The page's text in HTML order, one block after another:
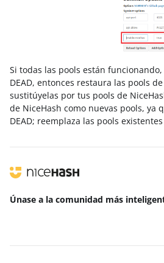
Si todas las pools están
DEAD, entonces restaura las pools
sustitúyelas por tus pools de
de NiceHash como nuevas pools, ya
DEAD; reemplaza las pools
Únase a la comunidad más